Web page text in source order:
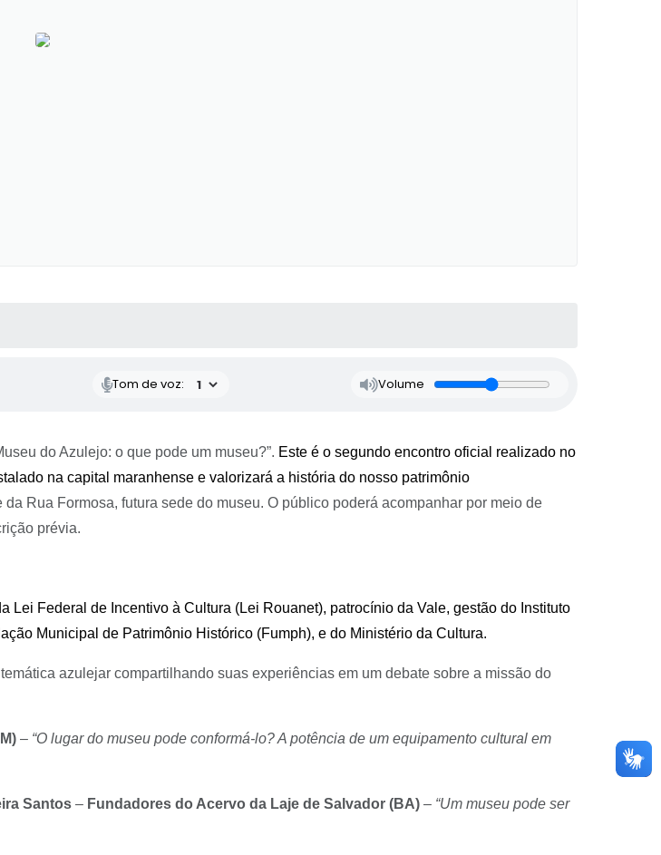
Tom de voz: Volume
do Azulejo: o que pode um museu?”. Este é o segundo encontro oficial realizado no
na capital maranhense e valorizará a história do nosso patrimônio
Rua Formosa, futura sede do museu. O público poderá acompanhar por meio de
prévia.
Federal de Incentivo à Cultura (Lei Rouanet), patrocínio da Vale, gestão do Instituto
Municipal de Patrimônio Histórico (Fumph), e do Ministério da Cultura.
azulejar compartilhando suas experiências em um debate sobre a missão do
– “O lugar do museu pode conformá-lo? A potência de um equipamento cultural em
Santos – Fundadores do Acervo da Laje de Salvador (BA) – “Um museu pode ser